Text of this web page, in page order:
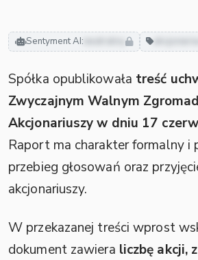
Sentyment AI: neutralny
Spółka opublikowała treść
Zwyczajnym Walnym
Akcjonariuszy w dniu 17
Raport ma charakter formalny i
przebieg głosowań oraz
akcjonariuszy.
W przekazanej treści wprost
dokument zawiera liczbę akcji,